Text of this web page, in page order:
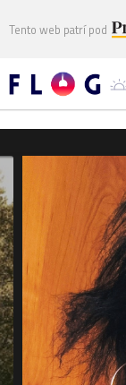
Tento web patrí pod